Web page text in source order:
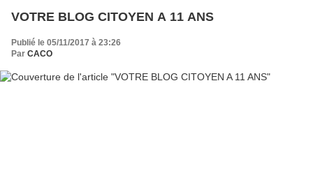
VOTRE BLOG CITOYEN A 11 ANS
Publié le 05/11/2017 à 23:26
Par CACO